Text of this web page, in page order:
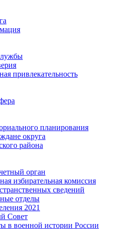
привлекательность
планирования
округа
района
орган
избирательная комиссия
сведений
отделы
2021
Совет
в военной истории России